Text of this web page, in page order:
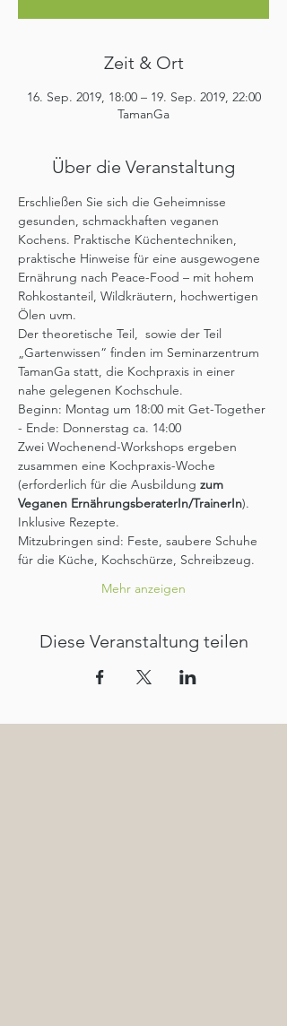
Zeit & Ort
16. Sep. 2019, 18:00 – 19. Sep. 2019, 22:00
TamanGa
Über die Veranstaltung
Erschließen Sie sich die Geheimnisse
gesunden, schmackhaften veganen
Kochens. Praktische Küchentechniken,
praktische Hinweise für eine ausgewogene
Ernährung nach Peace-Food – mit hohem
Rohkostanteil, Wildkräutern, hochwertigen
Ölen uvm.
Der theoretische Teil,  sowie der Teil
„Gartenwissen“ finden im Seminarzentrum
TamanGa statt, die Kochpraxis in einer
nahe gelegenen Kochschule.
Beginn: Montag um 18:00 mit Get-Together
- Ende: Donnerstag ca. 14:00
Zwei Wochenend-Workshops ergeben
zusammen eine Kochpraxis-Woche
(erforderlich für die Ausbildung zum
Veganen ErnährungsberaterIn/TrainerIn).
Inklusive Rezepte.
Mitzubringen sind: Feste, saubere Schuhe
für die Küche, Kochschürze, Schreibzeug.
Mehr anzeigen
Diese Veranstaltung teilen